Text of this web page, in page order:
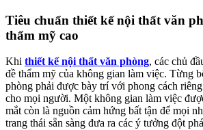
Tiêu chuẩn thiết kế nội thất văn
thẩm mỹ cao
Khi thiết kế nội thất văn phòng, các chủ
đề thẩm mỹ của không gian làm việc. Từng
phòng phải được bày trí với phong cách
cho mọi người. Một không gian làm việc
mắt còn là nguồn cảm hứng bất tận để mọi
trang thái sẵn sàng đưa ra các ý tưởng đột